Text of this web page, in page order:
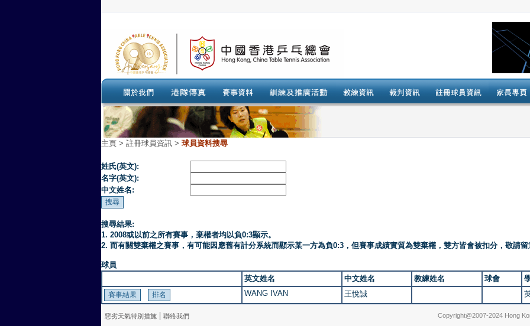
主頁 > 註冊球員資訊 > 球員資料搜尋
姓氏(英文):
名字(英文):
中文姓名:
搜尋結果:
1. 2008或以前之所有賽事，棄權者均以負0:3顯示。
2. 而有關雙棄權之賽事，有可能因應舊有計分系統而顯示某一方為負0:3，但賽事成績實質為雙棄權，雙方皆會被扣分，敬請留
球員
英文姓名
中文姓名 教練姓名 球會
WANG IVAN
王悅誠